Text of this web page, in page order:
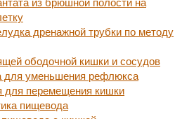
дренажной трубки по методу
ободочной кишки и сосудов
для уменьшения рефлюкса
для перемещения кишки
пищевода